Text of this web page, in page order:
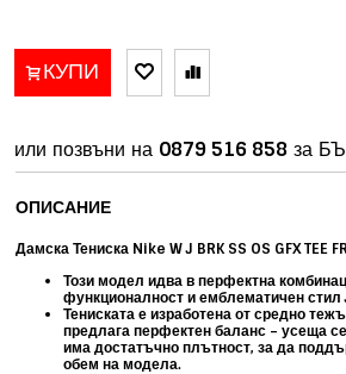
КУПИ
или позвъни на 0879 516 858 за
ОПИСАНИЕ
Дамска Тениска Nike W J BRK SS OS GFX TEE
Този модел идва в перфектна
функционалност и емблематичен
Тениската е изработена от средно
предлага перфектен баланс – усеща
има достатъчно плътност, за да
обем на модела.